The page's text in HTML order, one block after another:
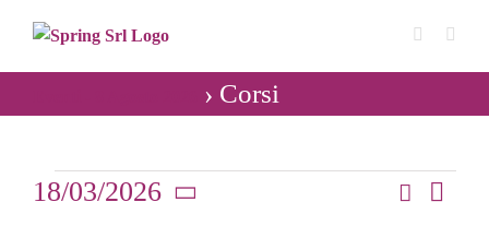
contenuto
› Corsi
Eventi
Eventi
Cerca
Giorno
18/03/2026